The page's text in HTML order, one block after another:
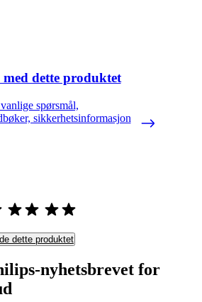
dette produktet
spørsmål,
sikkerhetsinformasjon
dette produktet
nyhetsbrevet for